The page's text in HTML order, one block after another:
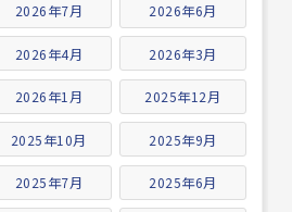
2026年7月 2026年6月
2026年4月 2026年3月
2026年1月 2025年12月
2025年10月 2025年9月
2025年7月 2025年6月